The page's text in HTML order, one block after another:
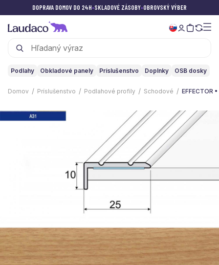
DOPRAVA DOMOV DO 24H•SKLADOVÉ ZÁSOBY•OBROVSKÝ VÝBER
Podlahy Obkladové panely Príslušenstvo Doplnky OSB dosky
Domov Príslušenstvo Podlahové profily Schodové EFFECTOR